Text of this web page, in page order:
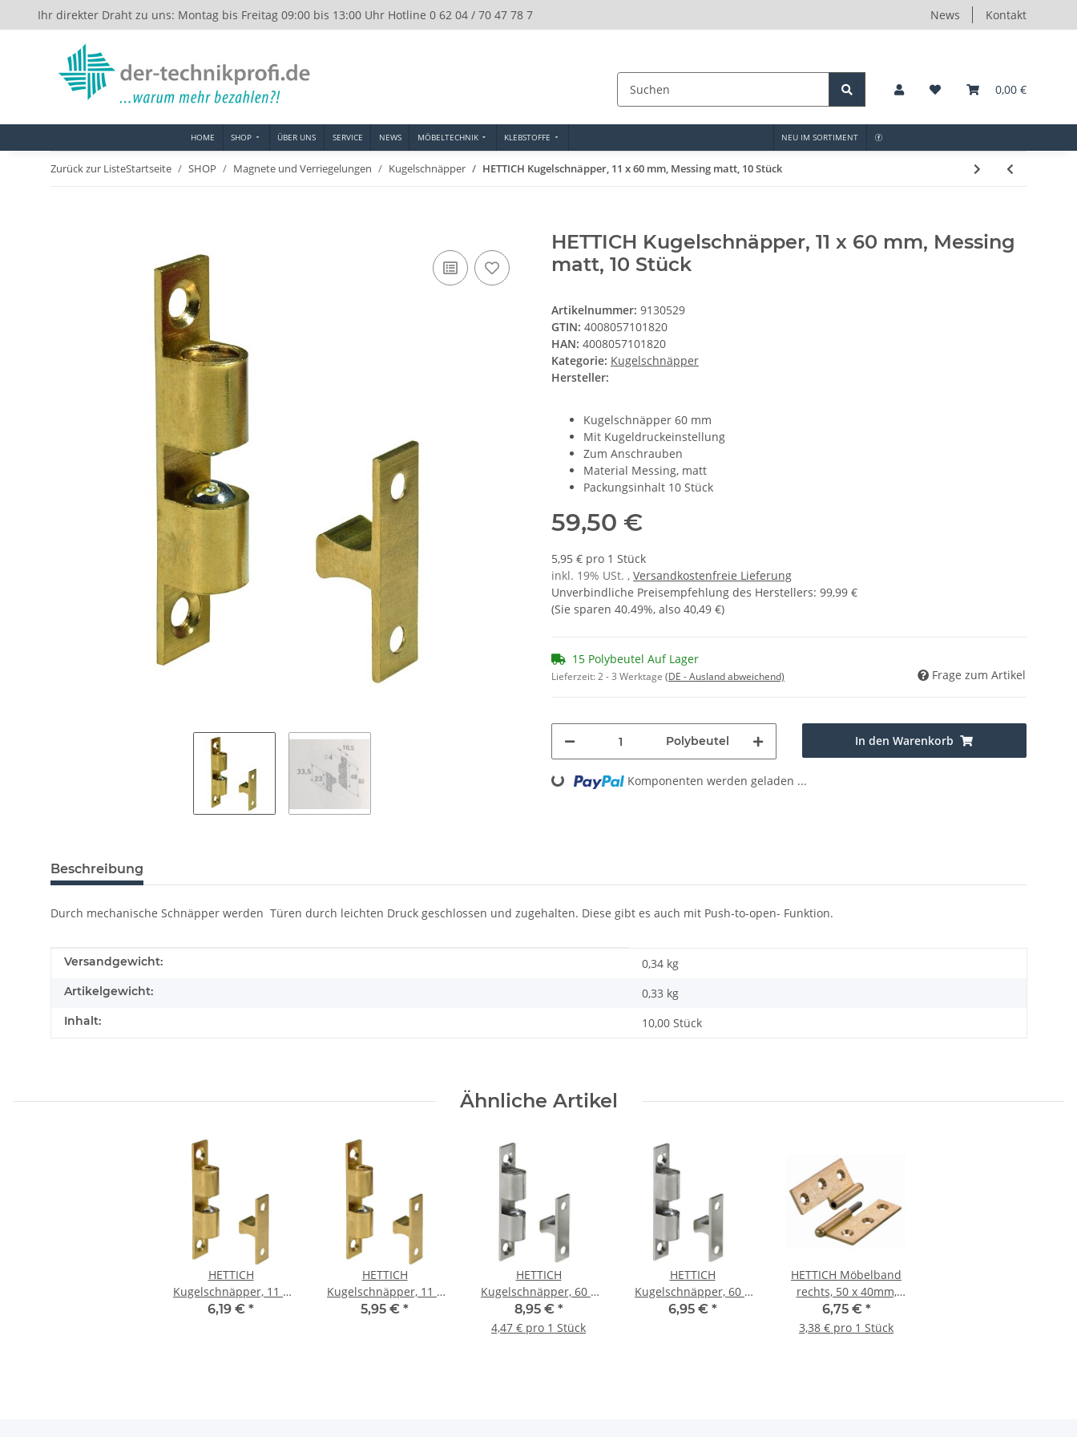
Ihr direkter Draht zu uns: Montag bis Freitag 09:00 bis 13:00 Uhr Hotline 0 62 04 / 70 47 78 7 News Kontakt
0,00 €
HOME SHOP ÜBER UNS SERVICE NEWS MÖBELTECHNIK KLEBSTOFFE NEU IM SORTIMENT
Zurück zur ListeStartseite SHOP Magnete und Verriegelungen Kugelschnäpper HETTICH Kugelschnäpper, 11 x 60 mm, Messing matt, 10 Stück
HETTICH Kugelschnäpper, 11 x 60 mm, Messing
matt, 10 Stück
Artikelnummer: 9130529
GTIN: 4008057101820
HAN: 4008057101820
Kategorie: Kugelschnäpper
Hersteller:
Kugelschnäpper 60 mm
Mit Kugeldruckeinstellung
Zum Anschrauben
Material Messing, matt
Packungsinhalt 10 Stück
59,50 €
5,95 € pro 1 Stück
inkl. 19% USt. , Versandkostenfreie Lieferung
Unverbindliche Preisempfehlung des Herstellers: 99,99 €
(Sie sparen 40.49%, also 40,49 €)
15 Polybeutel Auf Lager
Lieferzeit:2 - 3 Werktage (DE - Ausland abweichend) Frage zum Artikel
Polybeutel In den Warenkorb
Loading... Komponenten werden geladen ...
Beschreibung
Durch mechanische Schnäpper werden Türen durch leichten Druck geschlossen und zugehalten. Diese gibt es auch mit Push-to-open- Funktion.
Produkteigenschaft
Wert
Versandgewicht: 0,34 kg
Artikelgewicht: 0,33 kg
Inhalt: 10,00 Stück
Ähnliche Artikel
HETTICH
Kugelschnäpper, 11 x
60 mm, Messing matt
6,19 € *
HETTICH
Kugelschnäpper, 11 x
60 mm, Messing matt
5,95 € *
HETTICH
Kugelschnäpper, 60 x
10,5 mm, Messing
vernickelt, 2 Stück
8,95 € *
4,47 € pro 1 Stück
HETTICH
Kugelschnäpper, 60 x
10,5 mm, Messing
6,95 € *
HETTICH Möbelband
rechts, 50 x 40mm,
Messing matt, 2 Stück
6,75 € *
3,38 € pro 1 Stück